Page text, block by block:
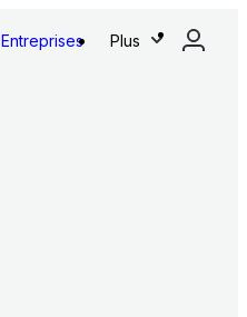
Entreprises Plus